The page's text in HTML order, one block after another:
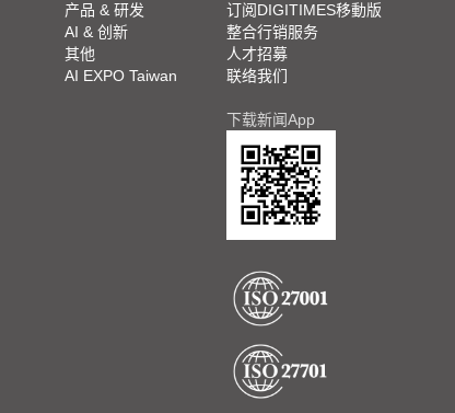
产品 & 研发
AI & 创新
其他
AI EXPO Taiwan
订阅DIGITIMES移動版
整合行销服务
人才招募
联络我们
下载新闻App